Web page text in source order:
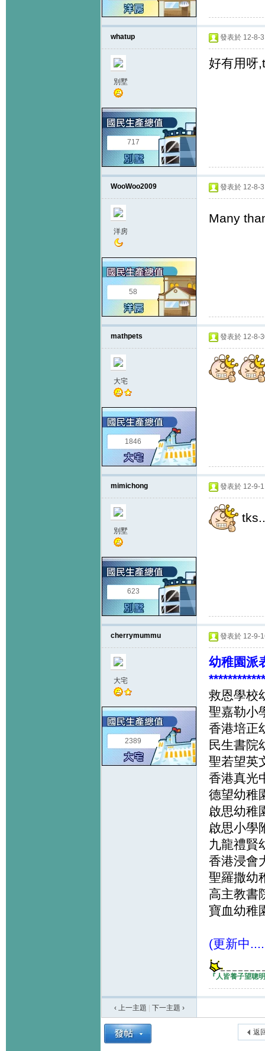
whatup
別墅
717
發表於 12-8-
好有用呀
WooWoo2009
洋房
58
發表於 12-8-
Many
mathpets
大宅
1846
發表於 12-8-
mimichong
別墅
623
發表於 12-9-
cherrymummu
大宅
2389
發表於 12-9-
幼稚園派
救恩學校
聖嘉勒小
香港培正
民生書院
聖若望英
香港真光
德望幼稚
啟思幼稚
啟思小學
九龍禮賢
香港浸會
聖羅撒幼
高主教書
寶血幼稚
(更新中
『人皆養子望聰
‹ 上一主題 下一主題 ›
返